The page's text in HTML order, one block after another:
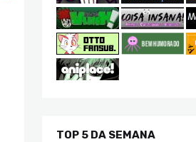
TOP 5 DA SEMANA